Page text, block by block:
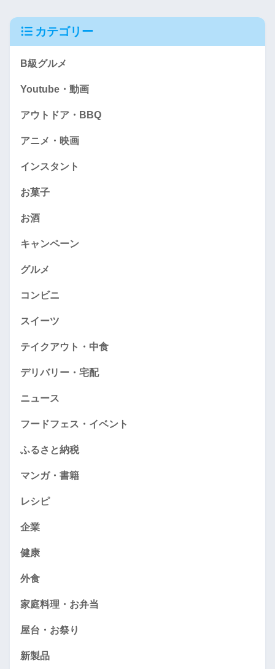
カテゴリー
B級グルメ
Youtube・動画
アウトドア・BBQ
アニメ・映画
インスタント
お菓子
お酒
キャンペーン
グルメ
コンビニ
スイーツ
テイクアウト・中食
デリバリー・宅配
ニュース
フードフェス・イベント
ふるさと納税
マンガ・書籍
レシピ
企業
健康
外食
家庭料理・お弁当
屋台・お祭り
新製品